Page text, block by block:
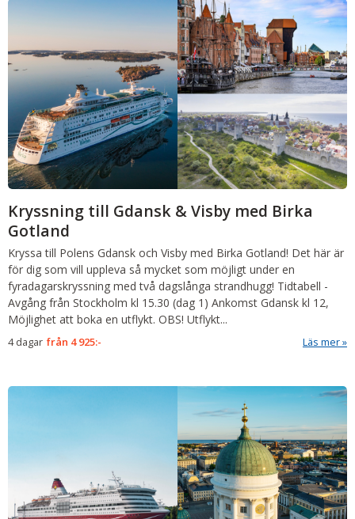
Kryssning till Gdansk & Visby med Birka
Gotland
Kryssa till Polens Gdansk och Visby med Birka Gotland! Det här är
för dig som vill uppleva så mycket som möjligt under en
fyradagarskryssning med två dagslånga strandhugg! Tidtabell -
Avgång från Stockholm kl 15.30 (dag 1) Ankomst Gdansk kl 12,
Möjlighet att boka en utflykt. OBS! Utflykt...
4 dagar från 4 925:- Läs mer